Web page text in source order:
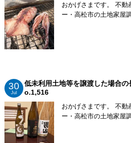
おかげさまです。 不動
ー・高松市の土地家屋
30
Jul
低未利用土地等を譲渡した場合
o.1,516
おかげさまです。 不動
ー・高松市の土地家屋